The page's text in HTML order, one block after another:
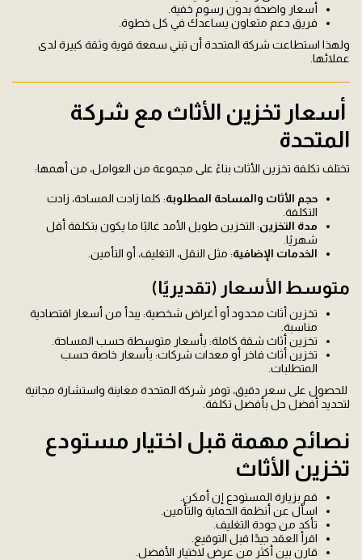
أسعار واضحة بدون رسوم خفية.
فريق دعم متعاون يساعدك في كل خطوة.
ولهذا استطاعت شركة المتحدة أن تبني سمعة قوية وثقة كبيرة لدى
عملائها.
أسعار تخزين الأثاث مع شركة
المتحدة
تختلف تكلفة تخزين الأثاث بناءً على مجموعة من العوامل، من أهمها:
حجم الأثاث والمساحة المطلوبة: كلما زادت المساحة، زادت
التكلفة.
مدة التخزين: التخزين طويل الأمد غالبًا ما يكون بتكلفة أقل
شهريًا.
الخدمات الإضافية: مثل النقل، التغليف، أو التأمين.
متوسط الأسعار (تقديريًا)
تخزين أثاث محدود أو أغراض شخصية: يبدأ من أسعار اقتصادية
مناسبة.
تخزين أثاث شقة كاملة: بأسعار متوسطة حسب المساحة.
تخزين أثاث فاخر أو معدات شركات: بأسعار خاصة حسب
المتطلبات.
للحصول على سعر دقيق، توفر شركة المتحدة معاينة واستشارة مجانية
لتحديد أفضل حل بأفضل تكلفة.
نصائح مهمة قبل اختيار مستودع
تخزين الأثاث
قم بزيارة المستودع إن أمكن.
اسأل عن أنظمة الحماية والتأمين.
تأكد من جودة التغليف.
اقرأ العقد جيدًا قبل التوقيع.
قارن بين أكثر من عرض لاختيار الأفضل.